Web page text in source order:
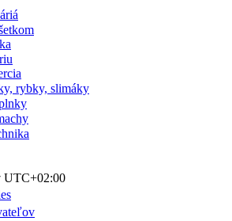
rybky, slimáky
UTC+02:00